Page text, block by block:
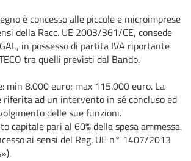
è concesso alle piccole e microimprese
della Racc. UE 2003/361/CE, consede
in possesso di partita IVA riportante
tra quelli previsti dal Bando.
min 8.000 euro; max 115.000 euro. La
riferita ad un intervento in sé concluso ed
delle sue funzioni.
capitale pari al 60% della spesa ammessa.
ai sensi del Reg. UE n° 1407/2013